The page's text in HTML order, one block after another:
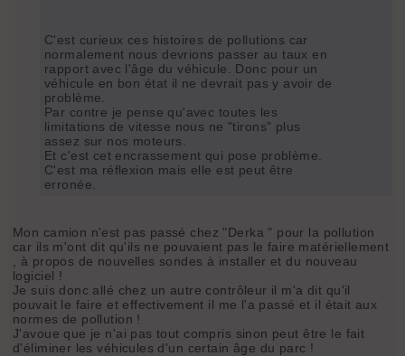
C'est curieux ces histoires de pollutions car
normalement nous devrions passer au taux en
rapport avec l'âge du véhicule. Donc pour un
véhicule en bon état il ne devrait pas y avoir de
problème.
Par contre je pense qu'avec toutes les
limitations de vitesse nous ne "tirons" plus
assez sur nos moteurs.
Et c'est cet encrassement qui pose problème.
C'est ma réflexion mais elle est peut être
erronée.
Mon camion n'est pas passé chez "Derka " pour la pollution
car ils m'ont dit qu'ils ne pouvaient pas le faire matériellement
, à propos de nouvelles sondes à installer et du nouveau
logiciel !
Je suis donc allé chez un autre contrôleur il m'a dit qu'il
pouvait le faire et effectivement il me l'a passé et il était aux
normes de pollution !
J'avoue que je n'ai pas tout compris sinon peut être le fait
d'éliminer les véhicules d'un certain âge du parc !